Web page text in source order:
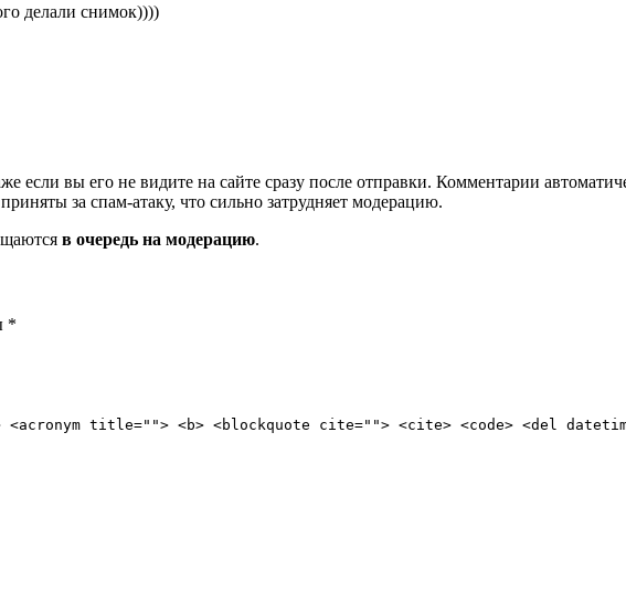
делали снимок))))
если вы его не видите на сайте сразу после отправки. Комментарии
за спам-атаку, что сильно затрудняет модерацию.
в очередь на модерацию.
*
title=""> <b> <blockquote cite=""> <cite> <code> <del